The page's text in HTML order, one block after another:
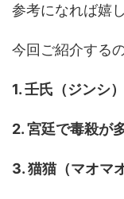
参考になれば嬉
今回ご紹介する
1. 壬氏（ジンシ
2. 宮廷で毒殺が
3. 猫猫（マオマ